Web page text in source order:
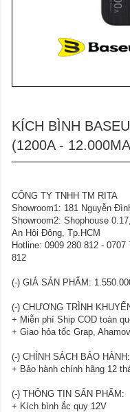
KÍCH BÌNH
(1200A -
CÔNG TY TNHH TM RITA
Showroom1: 181 Nguyễn
Showroom2: Shophouse
An Hội Đông, Tp.HCM
Hotline: 0909 280 812 -
812
(-) GIÁ SẢN PHẨM:
(-) CHƯƠNG TRÌNH
+ Miễn phí Ship COD toàn
+ Giao hỏa tốc Grap,
(-) CHÍNH SÁCH BẢO HÀNH:
+ Bảo hành chính hãng 12
(-) THÔNG TIN SẢN PHẨM:
+ Kích bình ắc quy 12V